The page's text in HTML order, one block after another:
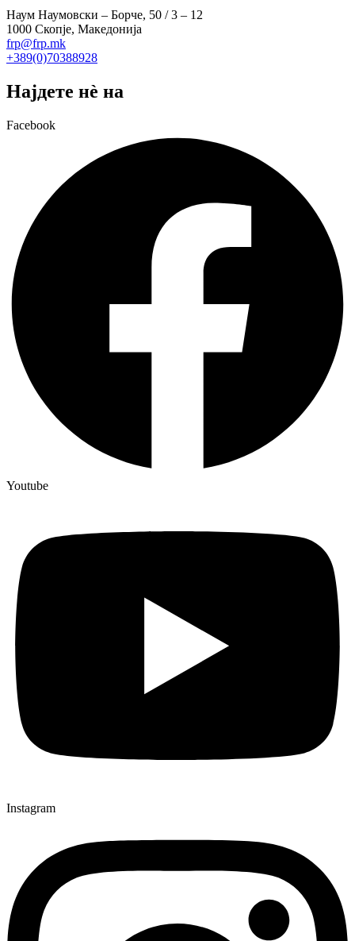
Наум Наумовски – Борче, 50 / 3 – 12
1000 Скопје, Македонија
frp@frp.mk
+389(0)70388928
Најдете нè на
Facebook
Youtube
Instagram